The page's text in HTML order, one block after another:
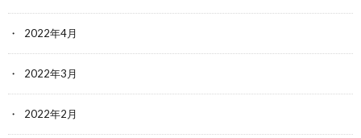
2022年4月
2022年3月
2022年2月